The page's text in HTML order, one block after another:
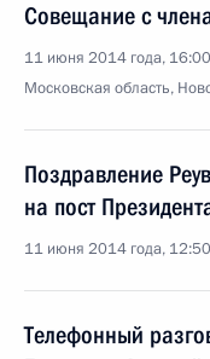
Совещание с
11 июня 2014 года, 16:00
Московская область,
Поздравление
на пост
11 июня 2014 года, 12:50
Телефонный